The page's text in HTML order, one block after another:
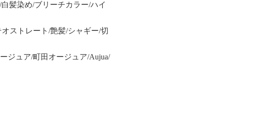
髪染め/ブリーチカラー/ハイ
ストレート/艶髪/シャギー/切
ジュア/町田オージュア/Aujua/